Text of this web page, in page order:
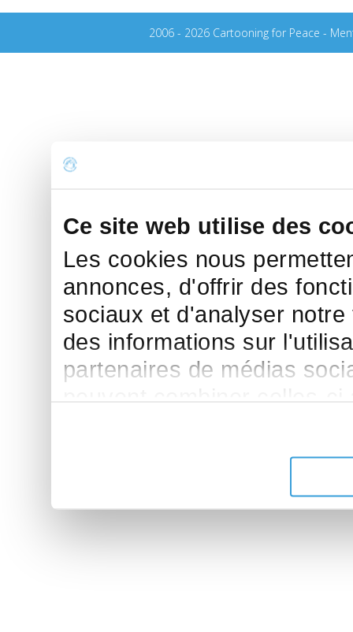
Ce site web utilise des
Les cookies nous
annonces, d'offrir des
sociaux et d'analyser
des informations sur
partenaires de médias
2006 - 2026 Cartooning for Peace -